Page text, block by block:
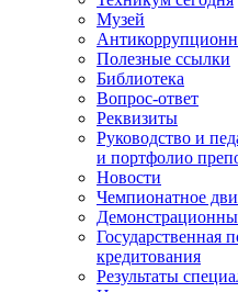
Музей
Полезные ссылки
Библиотека
Вопрос-ответ
Реквизиты
Руководство и
и портфолио
Новости
Чемпионатное
Государственная
кредитования
Результаты